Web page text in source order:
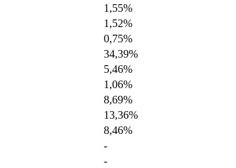
1,55%
1,52%
0,75%
34,39%
5,46%
1,06%
8,69%
13,36%
8,46%
-
-